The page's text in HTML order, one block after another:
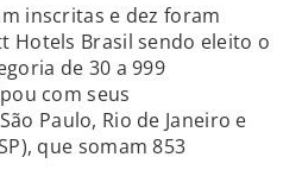
inscritas e dez foram
Hotels Brasil sendo eleito o
de 30 a 999
com seus
Paulo, Rio de Janeiro e
que somam 853